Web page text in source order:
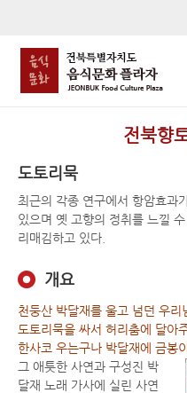
전북향
도토리묵
최근의 각종 연구에서 항암효과
있으며 옛 고향의 정취를 느낄
리매김하고 있다.
개요
천둥산 박달재를 울고 넘던 우
도토리묵을 싸서 허리춤에 달아
한사코 우는구나 박달재에 금봉
그 애틋한 사연과 구성진 박
달재 노래 가사에 실린 사연